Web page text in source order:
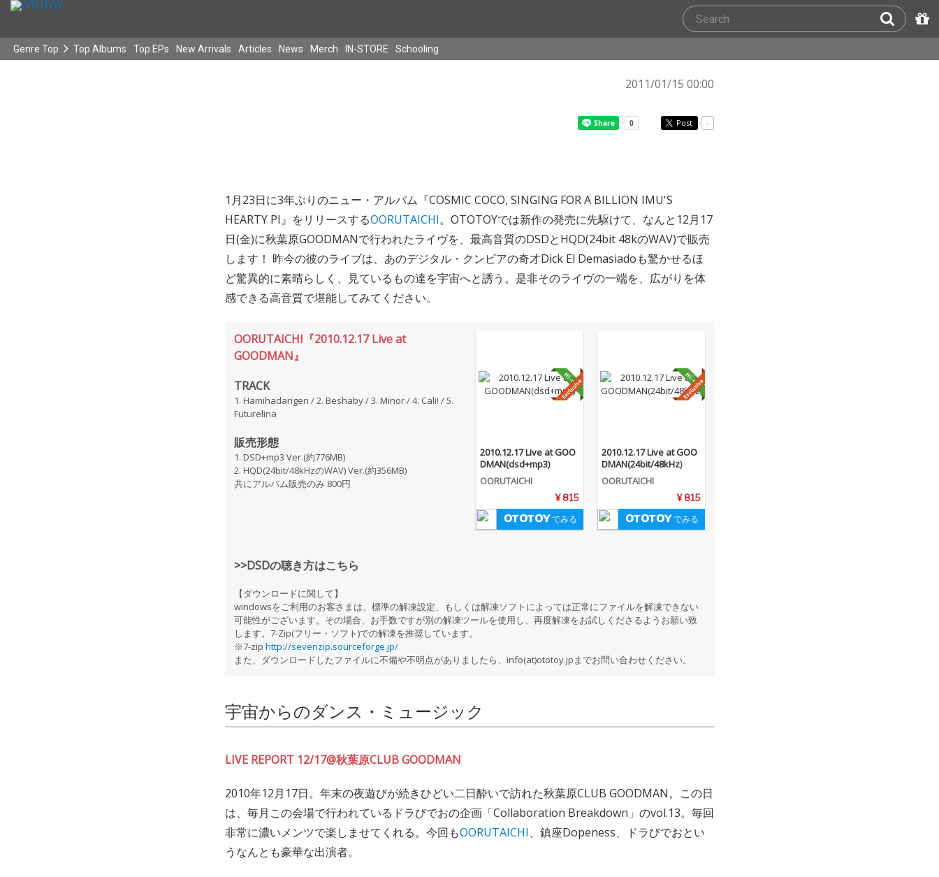
Genre Top Top Albums Top EPs New Arrivals Articles News Merch IN-STORE Schooling
2011/01/15 00:00
Post -
1月23日に3年ぶりのニュー・アルバム『COSMIC COCO, SINGING FOR A BILLION IMU'S
HEARTY PI』をリリースするOORUTAICHI。OTOTOYでは新作の発売に先駆けて、なんと12月17
日(金)に秋葉原GOODMANで行われたライヴを、最高音質のDSDとHQD(24bit 48kのWAV)で販売
します！ 昨今の彼のライブは、あのデジタル・クンビアの奇才Dick El Demasiadoも驚かせるほ
ど驚異的に素晴らしく、見ているもの達を宇宙へと誘う。是非そのライヴの一端を、広がりを体
感できる高音質で堪能してみてください。
2010.12.17 Live at GOO
DMAN(24bit/48kHz)
OORUTAICHI
¥ 815
でみる
2010.12.17 Live at GOO
DMAN(dsd+mp3)
OORUTAICHI
¥ 815
でみる
OORUTAICHI『2010.12.17 Live at
GOODMAN』
TRACK
1. Hamihadarigeri / 2. Beshaby / 3. Minor / 4. Cali! / 5.
Futurelina
販売形態
1. DSD+mp3 Ver.(約776MB)
2. HQD(24bit/48kHzのWAV) Ver.(約356MB)
共にアルバム販売のみ 800円
>>DSDの聴き方はこちら
【ダウンロードに関して】
windowsをご利用のお客さまは、標準の解凍設定、もしくは解凍ソフトによっては正常にファイルを解凍できない
可能性がございます。その場合、お手数ですが別の解凍ツールを使用し、再度解凍をお試しくださるようお願い致
します。7-Zip(フリー・ソフト)での解凍を推奨しています。
※7-zip http://sevenzip.sourceforge.jp/
また、ダウンロードしたファイルに不備や不明点がありましたら、info(at)ototoy.jpまでお問い合わせください。
宇宙からのダンス・ミュージック
LIVE REPORT 12/17@秋葉原CLUB GOODMAN
2010年12月17日。年末の夜遊びが続きひどい二日酔いで訪れた秋葉原CLUB GOODMAN。この日
は、毎月この会場で行われているドラびでおの企画「Collaboration Breakdown」のvol.13。毎回
非常に濃いメンツで楽しませてくれる。今回もOORUTAICHI、鎮座Dopeness、ドラびでおとい
うなんとも豪華な出演者。